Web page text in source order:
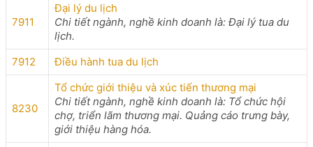
7911
Đại lý du lịch
Chi tiết ngành, nghề kinh doanh là: Đại lý tua du
lịch.
7912
Điều hành tua du lịch
8230
Tổ chức giới thiệu và xúc tiến thương mại
Chi tiết ngành, nghề kinh doanh là: Tổ chức hội
chợ, triển lãm thương mại. Quảng cáo trưng bày,
giới thiệu hàng hóa.